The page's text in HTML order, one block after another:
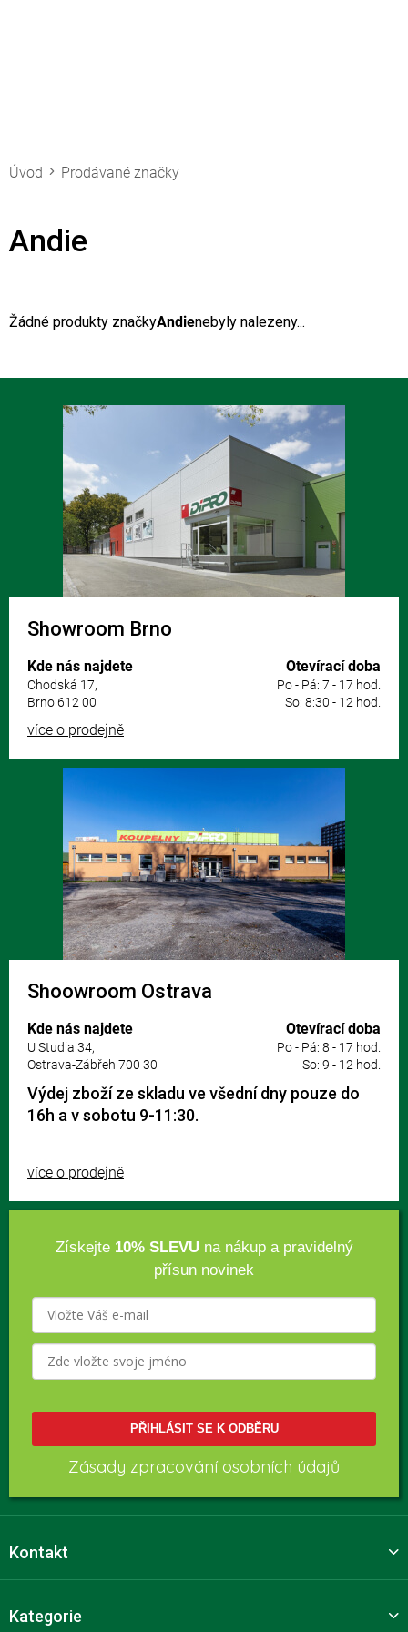
Prodávané značky
Andie
Žádné produkty značkyAndienebyly nalezeny...
Showroom Brno
Kde nás najdete
Chodská 17,
Brno 612 00
Otevírací doba
Po - Pá: 7 - 17 hod.
So: 8:30 - 12 hod.
více o prodejně
Shoowroom Ostrava
Kde nás najdete
U Studia 34,
Ostrava-Zábřeh 700 30
Otevírací doba
Po - Pá: 8 - 17 hod.
So: 9 - 12 hod.
Výdej zboží ze skladu ve všední dny pouze do
16h a v sobotu 9-11:30.
více o prodejně
Získejte 10% SLEVUna nákup a pravidelný
přísun novinek
PŘIHLÁSIT SE K ODBĚRU
Zásady zpracování osobních údajů
Kontakt
Kategorie